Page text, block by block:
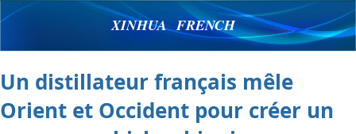
XINHUA FRENCH
Un distillateur français mêle
Orient et Occident pour créer un